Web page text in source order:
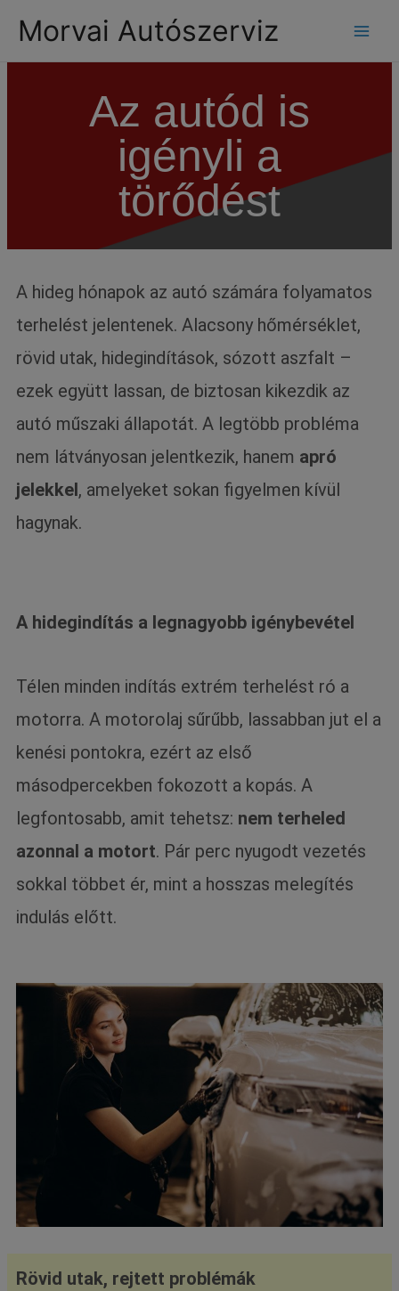
Morvai Autószerviz
Az autód is
igényli a
törődést
A hideg hónapok az autó számára folyamatos
terhelést jelentenek. Alacsony hőmérséklet,
rövid utak, hidegindítások, sózott aszfalt –
ezek együtt lassan, de biztosan kikezdik az
autó műszaki állapotát. A legtöbb probléma
nem látványosan jelentkezik, hanem apró
jelekkel, amelyeket sokan figyelmen kívül
hagynak.
A hidegindítás a legnagyobb igénybevétel
Télen minden indítás extrém terhelést ró a
motorra. A motorolaj sűrűbb, lassabban jut el a
kenési pontokra, ezért az első
másodpercekben fokozott a kopás. A
legfontosabb, amit tehetsz: nem terheled
azonnal a motort. Pár perc nyugodt vezetés
sokkal többet ér, mint a hosszas melegítés
indulás előtt.
Rövid utak, rejtett problémák